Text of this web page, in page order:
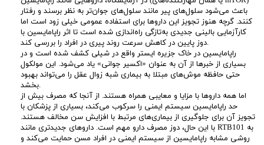
باعث می‌شود سلول‌های پیر مانند سلول‌های جوان‌تر به نظر برسند و رفتار
کنند. گرچه هنوز تجویز این داروها برای استفاده عمومی خیلی زود است اما
کارآزمایی بالینی جدیدی به‌تازگی راه‌اندازی شده است تا اثر راپامایسین با
دوز پایین در کاهش سرعت روند پیری در افراد را بررسی کند.
راپامایسین در خاک جزیره ایستر واقع در شیلی کشف شده است و در
بسیاری از خبرها از آن به عنوان «اکسیر جوانی» یاد می‌شود. این مولکول
حتی حافظه موش‌های مبتلا به بیماری شبه زوال عقل را می‌تواند بهبود
بخشد.
اما همه داروها با مزایا و معایبی همراه هستند. از آنجا که مصرف بیش از
حد راپامایسین سیستم ایمنی را سرکوب می‌کند، بسیاری از پزشکان با
تجویز آن برای جلوگیری از بیماری‌های مرتبط با افزایش سن مخالف هستند.
با این حال، دوز مصرف دارو مهم است. داروهای جدیدتری مانند RTB101 به
روشی مشابه راپامایسین از سیستم ایمنی در افراد مسن حمایت می‌کند و